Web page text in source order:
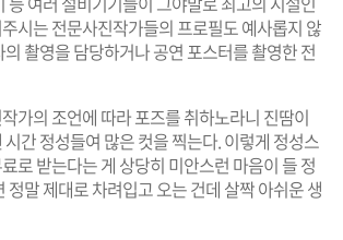
시는 전문사진작가들의 프로필도 예사롭지 않
촬영을 담당하거나 공연 포스터를 촬영한 전
가의 조언에 따라 포즈를 취하노라니 진땀이
간 정성들여 많은 컷을 찍는다. 이렇게 정성스
로 받는다는 게 상당히 미안스런 마음이 들 정
정말 제대로 차려입고 오는 건데 살짝 아쉬운 생